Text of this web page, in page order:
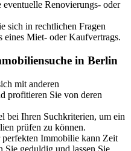
Renovierungs- oder
sich in rechtlichen Fragen
eines Miet- oder Kaufvertrags.
in Berlin
mit anderen
profitieren Sie von deren
bei Ihren Suchkriterien, um ein
prüfen zu können.
perfekten Immobilie kann Zeit
geduldig und lassen Sie